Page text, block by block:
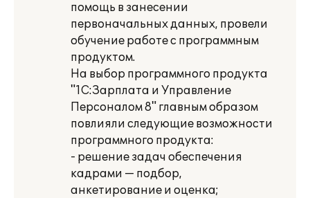
помощь в занесении
первоначальных данных, провели
обучение работе с программным
продуктом.
На выбор программного продукта
"1С:Зарплата и Управление
Персоналом 8" главным образом
повлияли следующие возможности
программного продукта:
- решение задач обеспечения
кадрами — подбор,
анкетирование и оценка;